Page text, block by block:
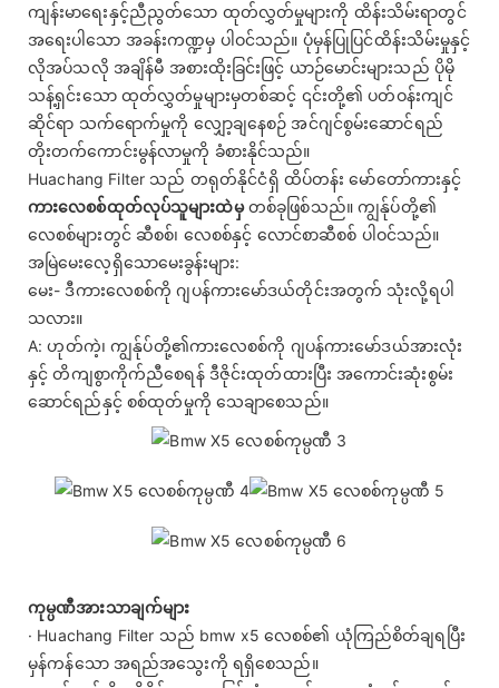
ကျန်းမာရေးနှင့်ညီညွတ်သော ထုတ်လွှတ်မှုများကို ထိန်းသိမ်းရာတွင်
အရေးပါသော အခန်းကဏ္ဍမှ ပါဝင်သည်။ ပုံမှန်ပြုပြင်ထိန်းသိမ်းမှုနှင့်
လိုအပ်သလို အချိန်မီ အစားထိုးခြင်းဖြင့် ယာဉ်မောင်းများသည် ပိုမို
သန့်ရှင်းသော ထုတ်လွှတ်မှုများမှတစ်ဆင့် ၎င်းတို့၏ ပတ်ဝန်းကျင်
ဆိုင်ရာ သက်ရောက်မှုကို လျှော့ချနေစဉ် အင်ဂျင်စွမ်းဆောင်ရည်
တိုးတက်ကောင်းမွန်လာမှုကို ခံစားနိုင်သည်။
Huachang Filter သည် တရုတ်နိုင်ငံရှိ ထိပ်တန်း မော်တော်ကားနှင့်
ကားလေစစ်ထုတ်လုပ်သူများထဲမှတစ်ခုဖြစ်သည်။ ကျွန်ုပ်တို့၏
လေစစ်များတွင် ဆီစစ်၊ လေစစ်နှင့် လောင်စာဆီစစ် ပါဝင်သည်။
အမြဲမေးလေ့ရှိသောမေးခွန်းများ:
မေး- ဒီကားလေစစ်ကို ဂျပန်ကားမော်ဒယ်တိုင်းအတွက် သုံးလို့ရပါ
သလား။
A: ဟုတ်ကဲ့၊ ကျွန်ုပ်တို့၏ကားလေစစ်ကို ဂျပန်ကားမော်ဒယ်အားလုံး
နှင့် တိကျစွာကိုက်ညီစေရန် ဒီဇိုင်းထုတ်ထားပြီး အကောင်းဆုံးစွမ်း
ဆောင်ရည်နှင့် စစ်ထုတ်မှုကို သေချာစေသည်။
ကုမ္ပဏီအားသာချက်များ
· Huachang Filter သည် bmw x5 လေစစ်၏ ယုံကြည်စိတ်ချရပြီး
မှန်ကန်သော အရည်အသွေးကို ရရှိစေသည်။